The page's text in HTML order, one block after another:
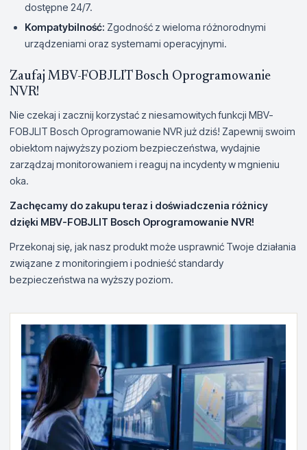
dostępne 24/7.
Kompatybilność: Zgodność z wieloma różnorodnymi
urządzeniami oraz systemami operacyjnymi.
Zaufaj MBV-FOBJLIT Bosch Oprogramowanie
NVR!
Nie czekaj i zacznij korzystać z niesamowitych funkcji MBV-
FOBJLIT Bosch Oprogramowanie NVR już dziś! Zapewnij swoim
obiektom najwyższy poziom bezpieczeństwa, wydajnie
zarządzaj monitorowaniem i reaguj na incydenty w mgnieniu
oka.
Zachęcamy do zakupu teraz i doświadczenia różnicy
dzięki MBV-FOBJLIT Bosch Oprogramowanie NVR!
Przekonaj się, jak nasz produkt może usprawnić Twoje działania
związane z monitoringiem i podnieść standardy
bezpieczeństwa na wyższy poziom.